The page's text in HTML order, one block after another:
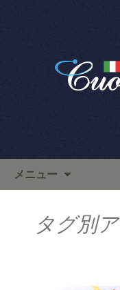
ーコ・デ
メニュー
タグ別